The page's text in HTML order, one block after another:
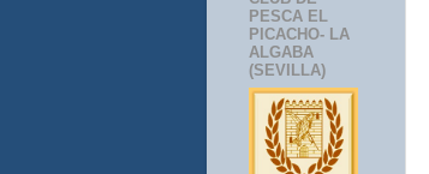
PESCA EL
PICACHO- LA
ALGABA
(SEVILLA)